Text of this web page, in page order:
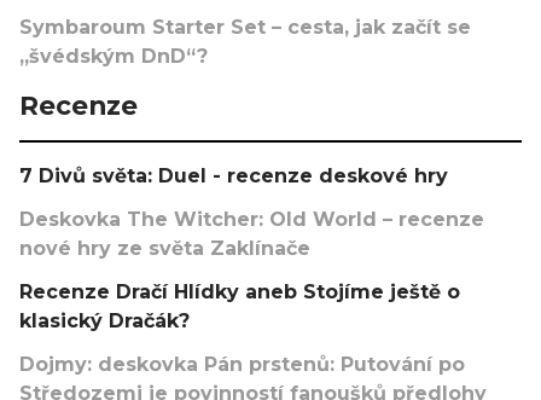
Symbaroum Starter Set – cesta, jak začít se
„švédským DnD“?
Recenze
7 Divů světa: Duel - recenze deskové hry
Deskovka The Witcher: Old World – recenze
nové hry ze světa Zaklínače
Recenze Dračí Hlídky aneb Stojíme ještě o
klasický Dračák?
Dojmy: deskovka Pán prstenů: Putování po
Středozemi je povinností fanoušků předlohy